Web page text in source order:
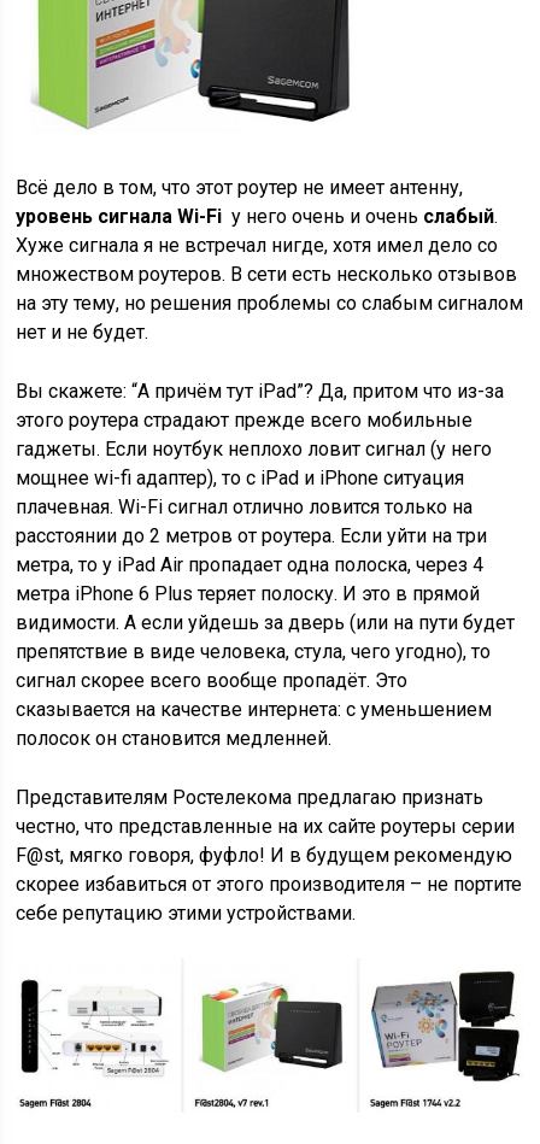
Всё дело в том, что этот роутер не имеет антенну,
уровень сигнала Wi-Fi у него очень и очень слабый.
Хуже сигнала я не встречал нигде, хотя имел дело со
множеством роутеров. В сети есть несколько отзывов
на эту тему, но решения проблемы со слабым сигналом
нет и не будет.
Вы скажете: “А причём тут iPad”? Да, притом что из-за
этого роутера страдают прежде всего мобильные
гаджеты. Если ноутбук неплохо ловит сигнал (у него
мощнее wi-fi адаптер), то с iPad и iPhone ситуация
плачевная. Wi-Fi сигнал отлично ловится только на
расстоянии до 2 метров от роутера. Если уйти на три
метра, то у iPad Air пропадает одна полоска, через 4
метра iPhone 6 Plus теряет полоску. И это в прямой
видимости. А если уйдешь за дверь (или на пути будет
препятствие в виде человека, стула, чего угодно), то
сигнал скорее всего вообще пропадёт. Это
сказывается на качестве интернета: с уменьшением
полосок он становится медленней.
Представителям Ростелекома предлагаю признать
честно, что представленные на их сайте роутеры серии
F@st, мягко говоря, фуфло! И в будущем рекомендую
скорее избавиться от этого производителя – не портите
себе репутацию этими устройствами.